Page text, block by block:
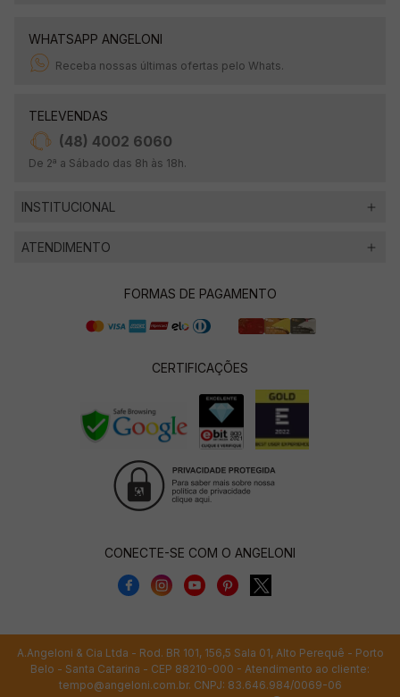
WHATSAPP ANGELONI
Receba nossas últimas ofertas pelo Whats.
TELEVENDAS
(48) 4002 6060
De 2ª a Sábado das 8h às 18h.
INSTITUCIONAL
ATENDIMENTO
FORMAS DE PAGAMENTO
CERTIFICAÇÕES
CONECTE-SE COM O ANGELONI
A.Angeloni & Cia Ltda - Rod. BR 101, 156,5 Sala 01, Alto Perequê - Porto
Belo - Santa Catarina - CEP 88210-000 - Atendimento ao cliente:
tempo@angeloni.com.br. CNPJ: 83.646.984/0069-06